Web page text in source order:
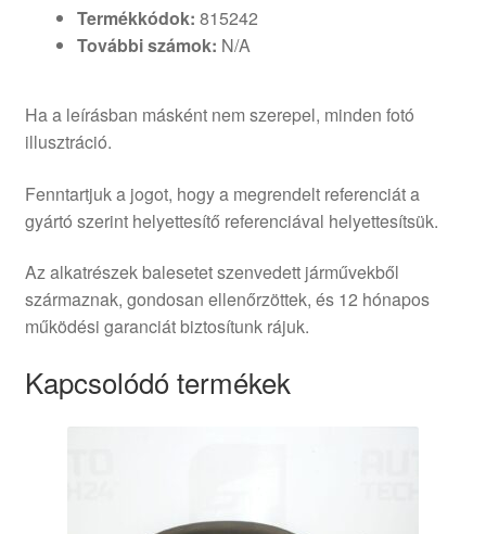
Termékkódok: 815242
További számok: N/A
Ha a leírásban másként nem szerepel, minden fotó
illusztráció.
Fenntartjuk a jogot, hogy a megrendelt referenciát a
gyártó szerint helyettesítő referenciával helyettesítsük.
Az alkatrészek balesetet szenvedett járművekből
származnak, gondosan ellenőrzöttek, és 12 hónapos
működési garanciát biztosítunk rájuk.
Kapcsolódó termékek